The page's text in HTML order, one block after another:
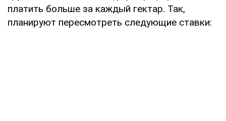
платить больше за каждый гектар. Так,
планируют пересмотреть следующие ставки: